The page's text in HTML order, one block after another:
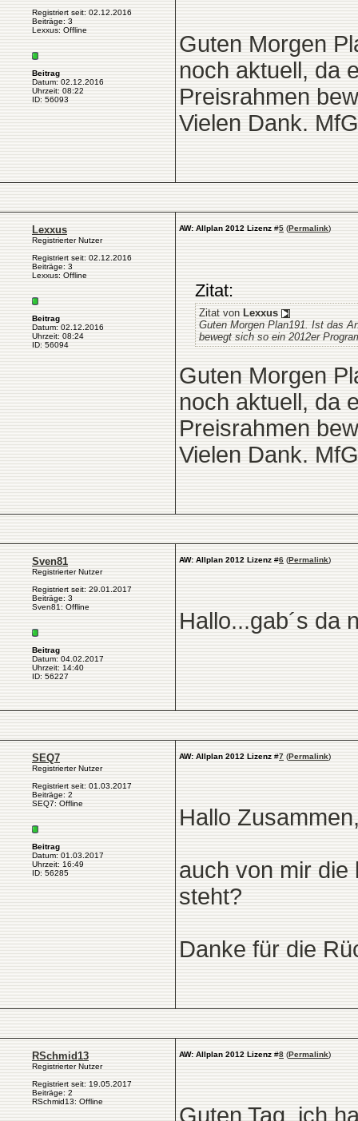
Registriert seit: 02.12.2016
Beiträge: 3
Lexxus: Offline
Beitrag
Datum: 02.12.2016
Uhrzeit: 08:22
ID: 56093
Guten Morgen
noch aktuell, da
Preisrahmen
Vielen Dank.
Lexxus
Registrierter Nutzer
Registriert seit: 02.12.2016
Beiträge: 3
Lexxus: Offline
Beitrag
Datum: 02.12.2016
Uhrzeit: 08:24
ID: 56094
AW: Allplan 2012 Lizenz #5 (Permalink)
Zitat:
Zitat von Lexxus
Guten Morgen Plan191. Ist das
bewegt sich so ein 2012er
Guten Morgen
noch aktuell, da
Preisrahmen
Vielen Dank.
Sven81
Registrierter Nutzer
Registriert seit: 29.01.2017
Beiträge: 3
Sven81: Offline
Beitrag
Datum: 04.02.2017
Uhrzeit: 14:40
ID: 56227
AW: Allplan 2012 Lizenz #6 (Permalink)
Hallo...gab´s da
SEQ7
Registrierter Nutzer
Registriert seit: 01.03.2017
Beiträge: 2
SEQ7: Offline
Beitrag
Datum: 01.03.2017
Uhrzeit: 16:49
ID: 56285
AW: Allplan 2012 Lizenz #7 (Permalink)
Hallo
auch von mir die
steht?
Danke für die
RSchmid13
Registrierter Nutzer
Registriert seit: 19.05.2017
Beiträge: 2
RSchmid13: Offline
AW: Allplan 2012 Lizenz #8 (Permalink)
Guten Tag, ich